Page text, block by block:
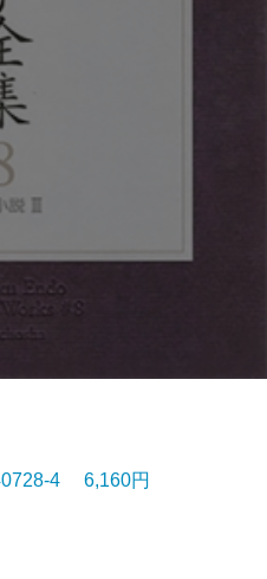
4 6,160円